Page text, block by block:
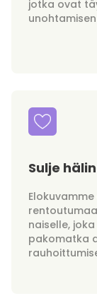
jotka ovat
Sulje
naiselle,
pakomatka